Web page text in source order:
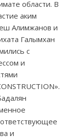
области. В
аким
Алимжанов и
Галымхан
с
и
и